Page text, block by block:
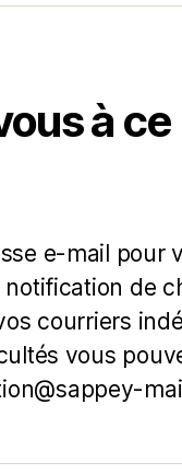
à
e-mail pour
de
courriers
vous